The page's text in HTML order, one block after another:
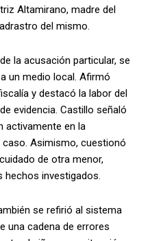
Altamirano, madre del
del mismo.
la acusación particular, se
un medio local. Afirmó
y destacó la labor del
evidencia. Castillo señaló
activamente en la
Asimismo, cuestionó
de otra menor,
hechos investigados.
se refirió al sistema
una cadena de errores